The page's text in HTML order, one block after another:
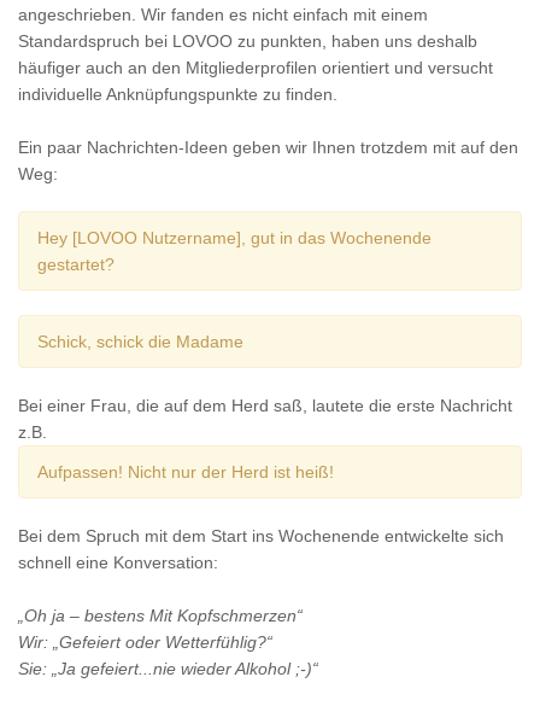
angeschrieben. Wir fanden es nicht einfach mit einem
Standardspruch bei LOVOO zu punkten, haben uns deshalb
häufiger auch an den Mitgliederprofilen orientiert und versucht
individuelle Anknüpfungspunkte zu finden.
Ein paar Nachrichten-Ideen geben wir Ihnen trotzdem mit auf den
Weg:
Hey [LOVOO Nutzername], gut in das Wochenende
gestartet?
Schick, schick die Madame
Bei einer Frau, die auf dem Herd saß, lautete die erste Nachricht
z.B.
Aufpassen! Nicht nur der Herd ist heiß!
Bei dem Spruch mit dem Start ins Wochenende entwickelte sich
schnell eine Konversation:
„Oh ja – bestens Mit Kopfschmerzen“
Wir: „Gefeiert oder Wetterfühlig?“
Sie: „Ja gefeiert...nie wieder Alkohol ;-)“